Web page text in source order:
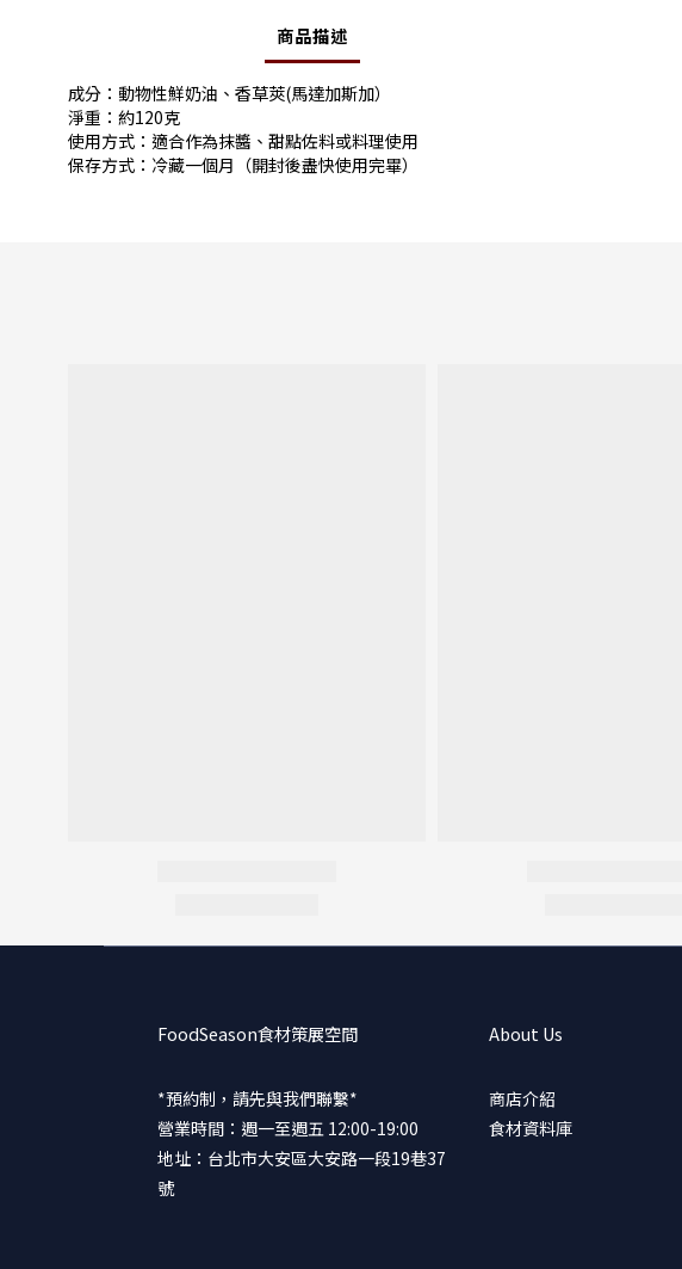
商品描述
成分：動物性鮮奶油、香草莢(馬達加斯加）
淨重：約120克
使用方式：適合作為抹醬、甜點佐料或料理使用
保存方式：冷藏一個月（開封後盡快使用完畢）
FoodSeason食材策展空間
*預約制，請先與我們聯繫*
營業時間：週一至週五 12:00-19:00
地址：台北市大安區大安路一段19巷37
號
About Us
商店介紹
食材資料庫